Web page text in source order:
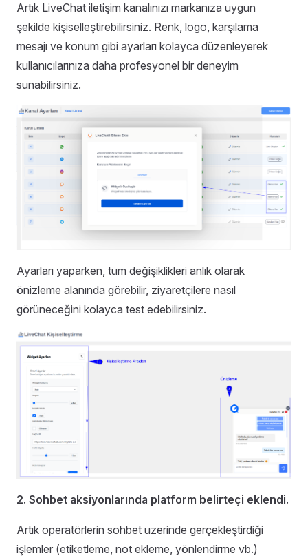
Artık LiveChat iletişim kanalınızı markanıza uygun
şekilde kişiselleştirebilirsiniz. Renk, logo, karşılama
mesajı ve konum gibi ayarları kolayca düzenleyerek
kullanıcılarınıza daha profesyonel bir deneyim
sunabilirsiniz.
Ayarları yaparken, tüm değişiklikleri anlık olarak
önizleme alanında görebilir, ziyaretçilere nasıl
görüneceğini kolayca test edebilirsiniz.
2. Sohbet aksiyonlarında platform belirteçi eklendi.
Artık operatörlerin sohbet üzerinde gerçekleştirdiği
işlemler (etiketleme, not ekleme, yönlendirme vb.)